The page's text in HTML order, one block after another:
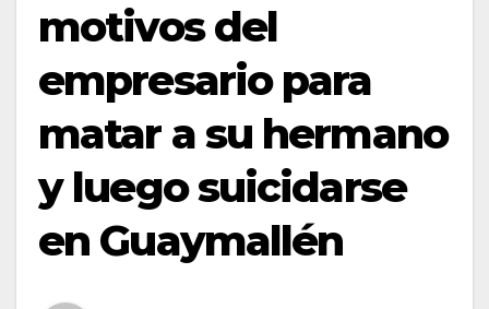
motivos del
empresario para
matar a su hermano
y luego suicidarse
en Guaymallén